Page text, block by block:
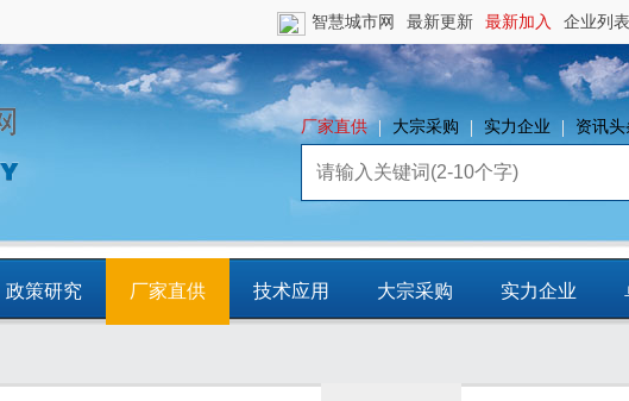
企业列表
最新加入
最新更新
智慧城市网
厂家直供 大宗采购 实力企业 资讯头
政策研究 厂家直供 技术应用 大宗采购 实力企业